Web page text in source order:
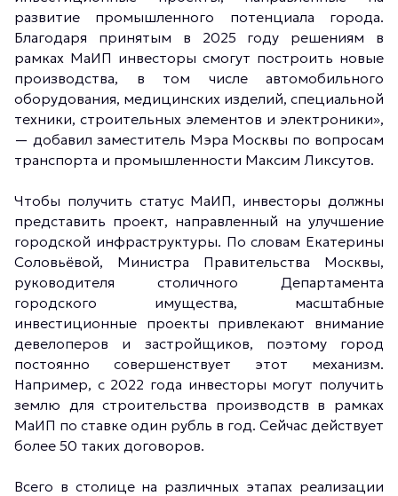
развитие промышленного потенциала города.
Благодаря принятым в 2025 году решениям в
рамках МаИП инвесторы смогут построить новые
производства, в том числе автомобильного
оборудования, медицинских изделий, специальной
техники, строительных элементов и электроники»,
— добавил заместитель Мэра Москвы по вопросам
транспорта и промышленности Максим Ликсутов.
Чтобы получить статус МаИП, инвесторы должны
представить проект, направленный на улучшение
городской инфраструктуры. По словам Екатерины
Соловьёвой, Министра Правительства Москвы,
руководителя столичного Департамента
городского имущества, масштабные
инвестиционные проекты привлекают внимание
девелоперов и застройщиков, поэтому город
постоянно совершенствует этот механизм.
Например, с 2022 года инвесторы могут получить
землю для строительства производств в рамках
МаИП по ставке один рубль в год. Сейчас действует
более 50 таких договоров.
Всего в столице на различных этапах реализации